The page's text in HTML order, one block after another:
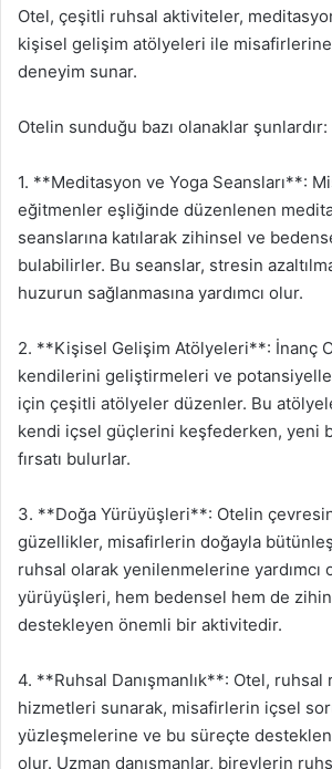
Otel, çeşitli ruhsal aktiviteler,
kişisel gelişim atölyeleri ile
deneyim sunar.
Otelin sunduğu bazı olanaklar şunlardır:
1. **Meditasyon ve Yoga Seansları**:
eğitmenler eşliğinde düzenlenen
seanslarına katılarak zihinsel ve
bulabilirler. Bu seanslar, stresin
huzurun sağlanmasına yardımcı olur.
2. **Kişisel Gelişim Atölyeleri**: İnanç
kendilerini geliştirmeleri ve
için çeşitli atölyeler düzenler. Bu
kendi içsel güçlerini keşfederken, yeni
fırsatı bulurlar.
3. **Doğa Yürüyüşleri**: Otelin
güzellikler, misafirlerin doğayla
ruhsal olarak yenilenmelerine yardımcı
yürüyüşleri, hem bedensel hem de
destekleyen önemli bir aktivitedir.
4. **Ruhsal Danışmanlık**: Otel,
hizmetleri sunarak, misafirlerin içsel
yüzleşmelerine ve bu süreçte
olur. Uzman danışmanlar, bireylerin